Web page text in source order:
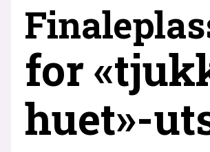
for
huet»-